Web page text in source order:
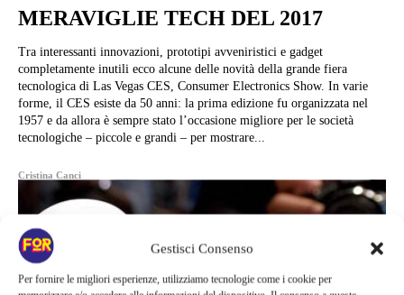
Gestisci Consenso
Per fornire le migliori esperienze, utilizziamo tecnologie come i cookie per
MERAVIGLIE TECH DEL 2017
Tra interessanti innovazioni, prototipi avveniristici e gadget
completamente inutili ecco alcune delle novità della grande fiera
tecnologica di Las Vegas CES, Consumer Electronics Show. In varie
forme, il CES esiste da 50 anni: la prima edizione fu organizzata nel
1957 e da allora è sempre stato l’occasione migliore per le società
tecnologiche – piccole e grandi – per mostrare...
Cristina Canci